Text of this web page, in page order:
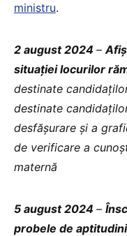
ministru.
2 august 2024 –
situației locurilor
destinate
destinate
desfășurare și a
de verificare a
maternă
5 august 2024 –
probele de